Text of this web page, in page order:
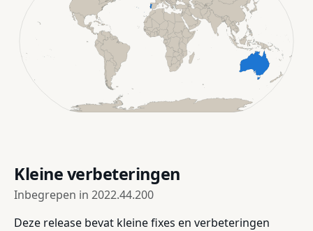
Kleine verbeteringen
Inbegrepen in 2022.44.200
Deze release bevat kleine fixes en verbeteringen